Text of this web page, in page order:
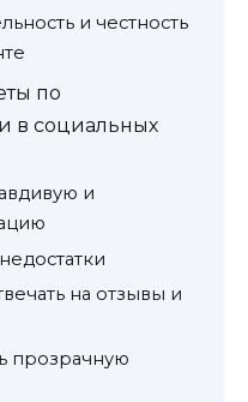
и честность
по
в социальных
и
на отзывы и
прозрачную